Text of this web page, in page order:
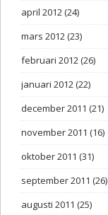
april 2012(24)
mars 2012(23)
februari 2012(26)
januari 2012(22)
december 2011 (21)
november 2011 (16)
oktober 2011 (31)
september 2011 (26)
augusti 2011 (25)